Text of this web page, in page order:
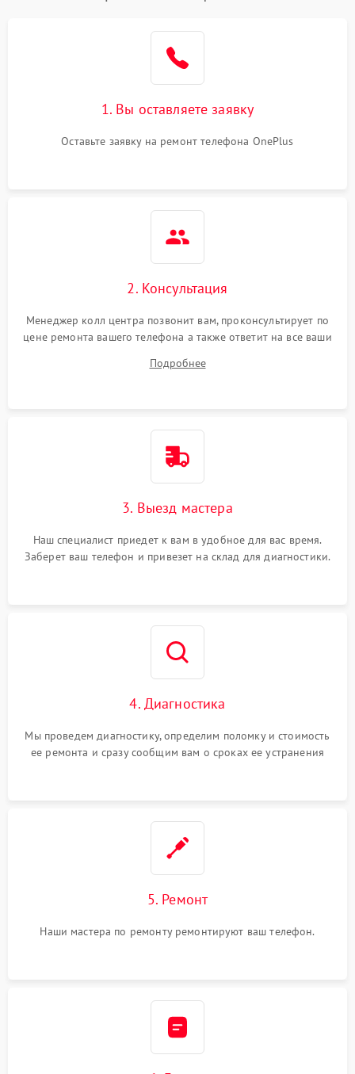
1. Вы оставляете заявку
Оставьте заявку на ремонт телефона OnePlus
2. Консультация
Менеджер колл центра позвонит вам, проконсультирует по
цене ремонта вашего телефона а также ответит на все ваши
Подробнее
3. Выезд мастера
Наш специалист приедет к вам в удобное для вас время.
Заберет ваш телефон и привезет на склад для диагностики.
4. Диагностика
Мы проведем диагностику, определим поломку и стоимость
ее ремонта и сразу сообщим вам о сроках ее устранения
5. Ремонт
Наши мастера по ремонту ремонтируют ваш телефон.